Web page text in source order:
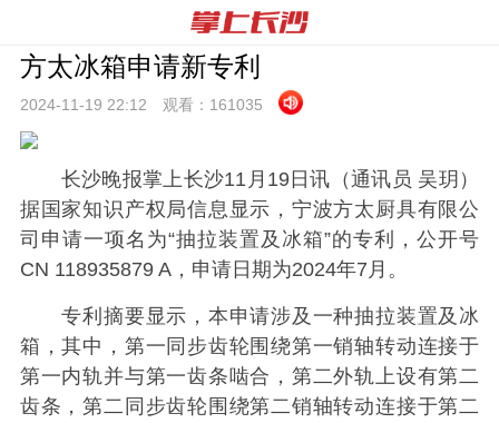
方太冰箱申请新专利
2024-11-19 22:12 观看： 161035
长沙晚报掌上长沙11月19日讯（通讯员 吴玥）
据国家知识产权局信息显示，宁波方太厨具有限公
司申请一项名为“抽拉装置及冰箱”的专利，公开号
CN 118935879 A，申请日期为2024年7月。
专利摘要显示，本申请涉及一种抽拉装置及冰
箱，其中，第一同步齿轮围绕第一销轴转动连接于
第一内轨并与第一齿条啮合，第二外轨上设有第二
齿条，第二同步齿轮围绕第二销轴转动连接于第二